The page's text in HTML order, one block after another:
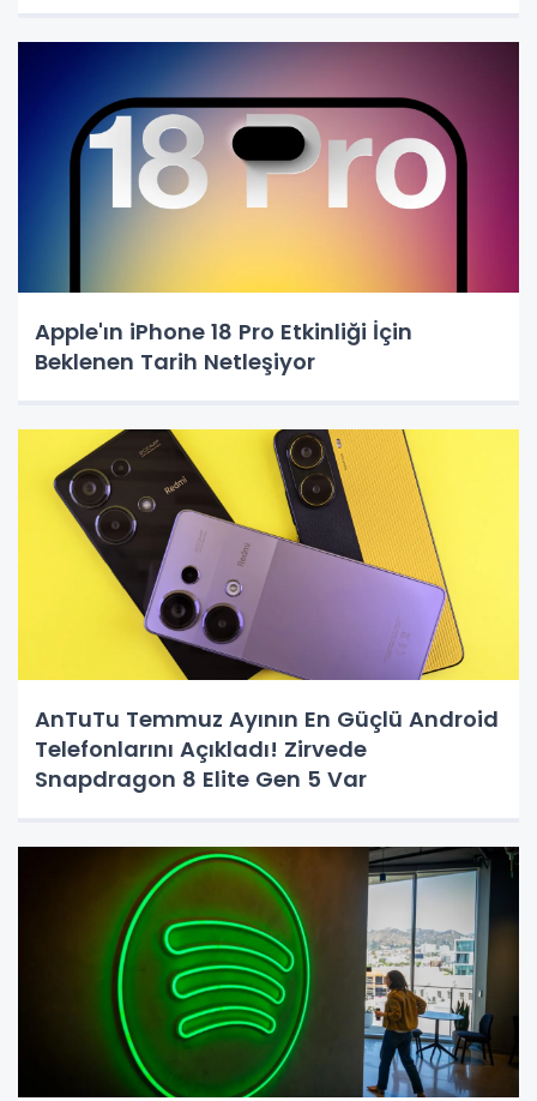
Apple'ın iPhone 18 Pro Etkinliği İçin
Beklenen Tarih Netleşiyor
AnTuTu Temmuz Ayının En Güçlü Android
Telefonlarını Açıkladı! Zirvede
Snapdragon 8 Elite Gen 5 Var